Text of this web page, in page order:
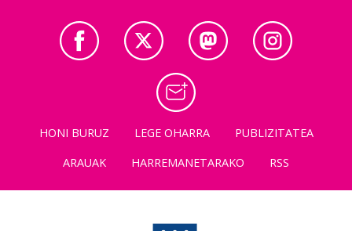
HONI BURUZ LEGE OHARRA
PUBLIZITATEA
ARAUAK
HARREMANETARAKO RSS